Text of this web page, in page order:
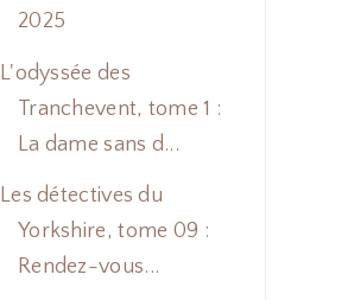
2025
L'odyssée des
Tranchevent, tome 1 :
La dame sans d...
Les détectives du
Yorkshire, tome 09 :
Rendez-vous...